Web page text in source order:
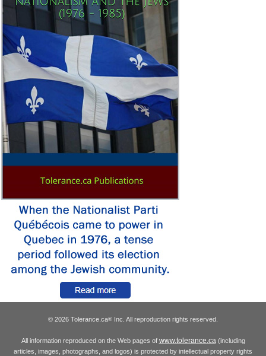
© 2026 Tolerance.ca® Inc. All reproduction rights reserved.
All information reproduced on the Web pages of www.tolerance.ca(including
articles, images, photographs, and logos) is protected by intellectual property rights